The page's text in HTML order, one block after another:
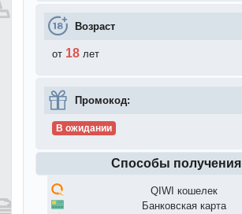
Возраст
от 18 лет
Промокод:
В ожидании
Способы получения
QIWI кошелек
Банковская карта